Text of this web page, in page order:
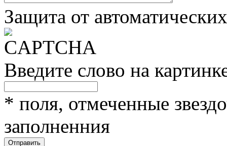
Защита от
Введите слово на
* поля, отмеченные
заполненния